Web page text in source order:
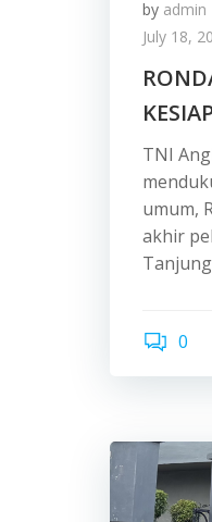
by admin
July 18,
TNI
umum,
akhir
0